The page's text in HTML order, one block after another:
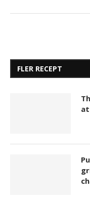
FLER RECEPT